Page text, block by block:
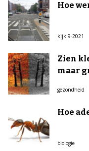
Hoe
kijk 9-2021
Zien
maar
gezondheid
Hoe
biologie